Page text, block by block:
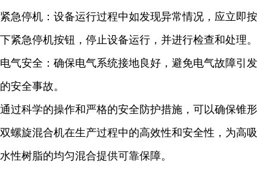
紧急停机：设备运行过程中如发现异常情况，应立即按
下紧急停机按钮，停止设备运行，并进行检查和处理。
电气安全：确保电气系统接地良好，避免电气故障引发
的安全事故。
通过科学的操作和严格的安全防护措施，可以确保锥形
双螺旋混合机在生产过程中的高效性和安全性，为高吸
水性树脂的均匀混合提供可靠保障。